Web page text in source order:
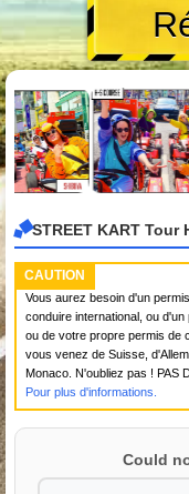
STREET KART Tour
CAUTION
Vous aurez besoin d'un
conduire international, ou
ou de votre propre permis de
vous venez de Suisse,
Monaco. N'oubliez pas ! PAS
Pour plus d'informations.
Could